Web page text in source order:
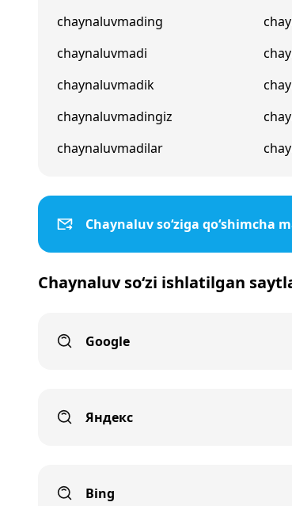
chaynaluvmading
chaynaluvmadi
chaynaluvmadik
chaynaluvmadingiz
chaynaluvmadilar
Chaynaluv so‘ziga qo‘shimcha
Chaynaluv so‘zi ishlatilgan
Google
Яндекс
Bing